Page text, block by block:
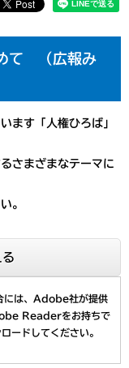
て （広報み
ます「人権ひろば」
さまざまなテーマに
。
には、Adobe社が提供
Readerをお持ちで
ードしてください。